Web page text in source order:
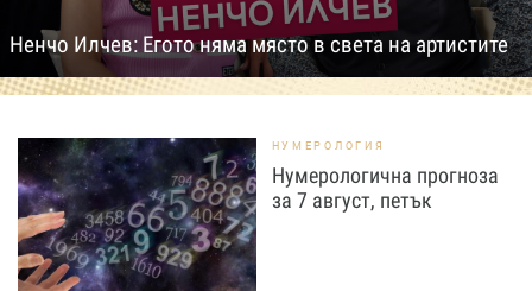
Ненчо Илчев: Егото няма място в света на артистите
НУМЕРОЛОГИЯ
Нумерологична прогноза
за 7 август, петък